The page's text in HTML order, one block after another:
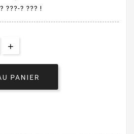
???-? ??? !
PANIER